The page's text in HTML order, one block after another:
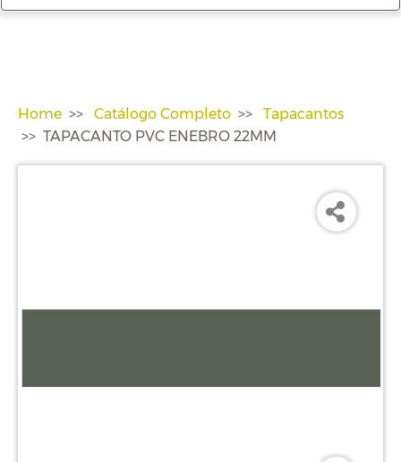
Home Catálogo Completo
Tapacantos
TAPACANTO PVC ENEBRO 22MM